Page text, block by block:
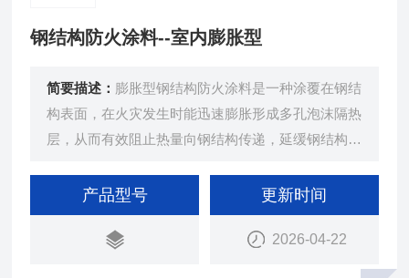
钢结构防火涂料--室内膨胀型
简要描述： 膨胀型钢结构防火涂料是一种涂覆在钢结
构表面，在火灾发生时能迅速膨胀形成多孔泡沫隔热
层，从而有效阻止热量向钢结构传递，延缓钢结构升
保持结构稳定性的功能性涂料。
产品型号 更新时间
2026-04-22